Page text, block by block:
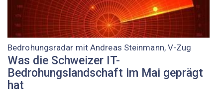
Bedrohungsradar mit Andreas Steinmann, V-Zug
Was die Schweizer IT-
Bedrohungslandschaft im Mai geprägt
hat